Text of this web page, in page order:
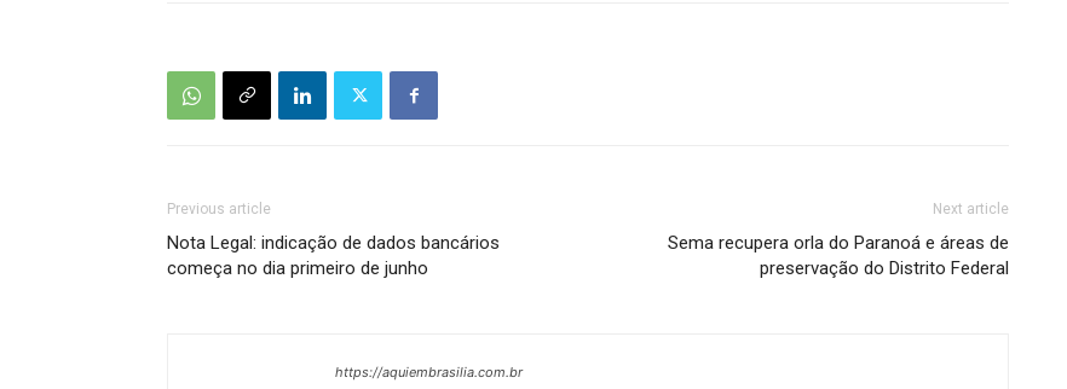
Previous article
Nota Legal: indicação de dados bancários
começa no dia primeiro de junho
Next article
Sema recupera orla do Paranoá e áreas de
preservação do Distrito Federal
https://aquiembrasilia.com.br